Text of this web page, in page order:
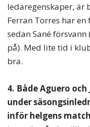
ledaregenskaper, är
Ferran Torres har
sedan Sané
på). Med lite tid i
bra.
4. Både Aguero
under
inför helgens